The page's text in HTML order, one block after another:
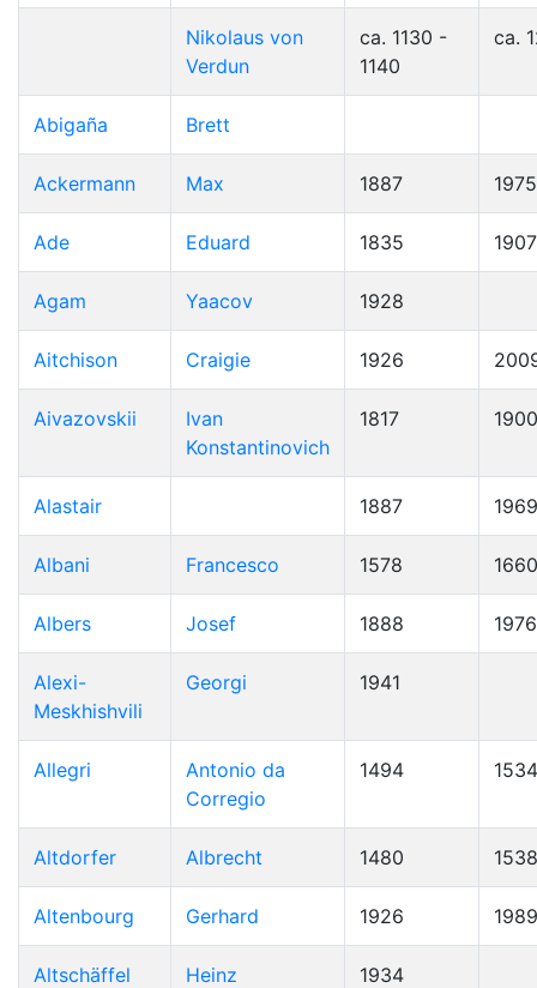
Nikolaus von
Verdun
ca. 1130 -
1140
ca.
Abigaña Brett
Ackermann Max 1887 1975
Ade Eduard 1835 1907
Agam Yaacov 1928
Aitchison Craigie 1926
Aivazovskii
Ivan
Konstantinovich
1817 1900
Alastair 1887 1969
Albani Francesco 1578 1660
Albers Josef 1888 1976
Alexi-
Meskhishvili
Georgi 1941
Allegri
Antonio da
Corregio
1494 1534
Altdorfer Albrecht 1480 1538
Altenbourg Gerhard 1926 1989
Altschäffel Heinz 1934